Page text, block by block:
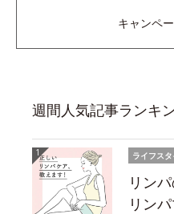
キャンペ
週間人気記事ランキ
ライフス
リン
リン